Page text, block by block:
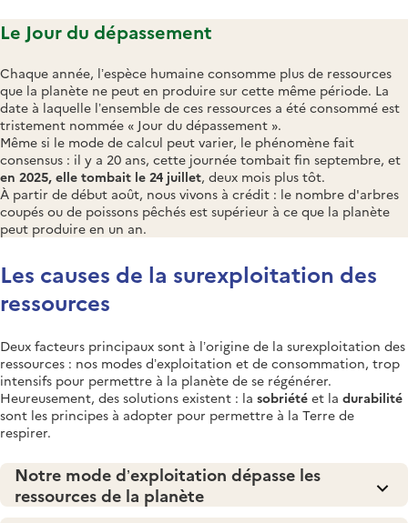
Le Jour du dépassement
Chaque année, l’espèce humaine consomme plus de ressources
que la planète ne peut en produire sur cette même période. La
date à laquelle l’ensemble de ces ressources a été consommé est
tristement nommée « Jour du dépassement ».
Même si le mode de calcul peut varier, le phénomène fait
consensus : il y a 20 ans, cette journée tombait fin septembre, et
en 2025, elle tombait le 24 juillet, deux mois plus tôt.
À partir de début août, nous vivons à crédit : le nombre d'arbres
coupés ou de poissons pêchés est supérieur à ce que la planète
peut produire en un an.
Les causes de la surexploitation des
ressources
Deux facteurs principaux sont à l’origine de la surexploitation des
ressources : nos modes d’exploitation et de consommation, trop
intensifs pour permettre à la planète de se régénérer.
Heureusement, des solutions existent : la sobriété et la durabilité
sont les principes à adopter pour permettre à la Terre de
respirer.
Notre mode d’exploitation dépasse les
ressources de la planète